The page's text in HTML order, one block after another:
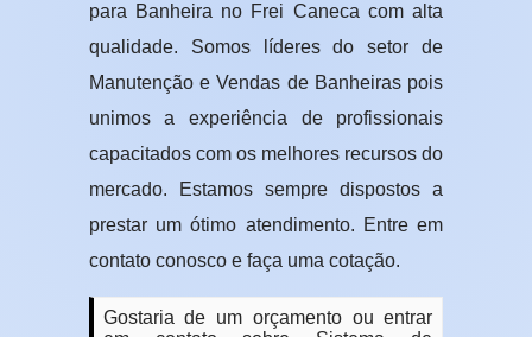
para Banheira no Frei Caneca com alta
qualidade. Somos líderes do setor de
Manutenção e Vendas de Banheiras pois
unimos a experiência de profissionais
capacitados com os melhores recursos do
mercado. Estamos sempre dispostos a
prestar um ótimo atendimento. Entre em
contato conosco e faça uma cotação.
Gostaria de um orçamento ou entrar